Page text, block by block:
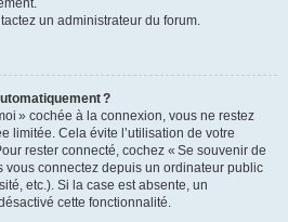
un administrateur du forum.
?
» cochée à la connexion, vous ne restez
limitée. Cela évite l’utilisation de votre
rester connecté, cochez « Se souvenir de
vous connectez depuis un ordinateur public
etc.). Si la case est absente, un
cette fonctionnalité.